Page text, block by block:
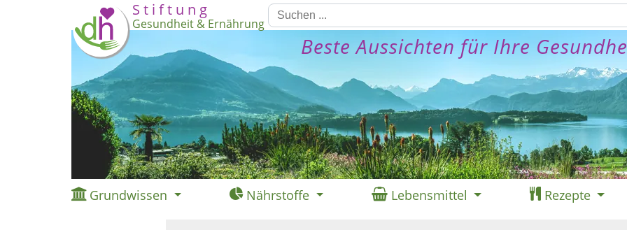
S t i f t u n g
Gesundheit & Ernährung
Beste Aussichten für Ihre
Grundwissen Nährstoffe Lebensmittel Rezepte